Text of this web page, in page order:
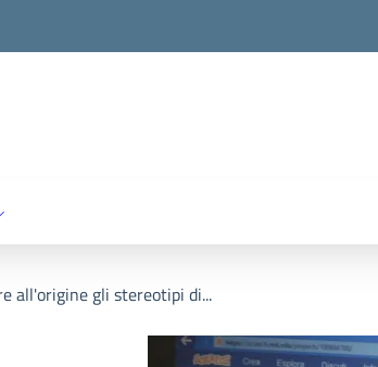
all'origine gli stereotipi di...